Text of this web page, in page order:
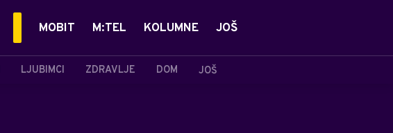
LJUBIMCI ZDRAVLJE DOM JOŠ
MOBIT M:TEL KOLUMNE JOŠ